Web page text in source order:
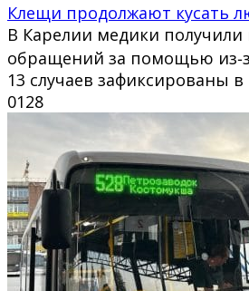
Клещи продолжают кусать
В Карелии медики
обращений за помощью
13 случаев зафиксированы
0128